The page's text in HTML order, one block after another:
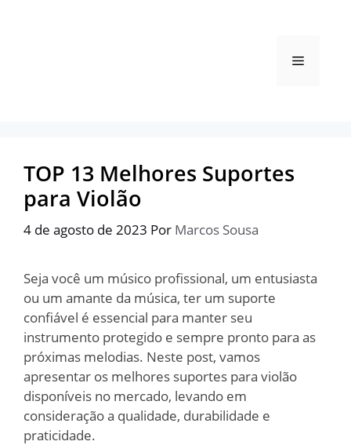
Menu
TOP 13 Melhores Suportes
para Violão
4 de agosto de 2023 Por Marcos Sousa
Seja você um músico profissional, um entusiasta
ou um amante da música, ter um suporte
confiável é essencial para manter seu
instrumento protegido e sempre pronto para as
próximas melodias. Neste post, vamos
apresentar os melhores suportes para violão
disponíveis no mercado, levando em
consideração a qualidade, durabilidade e
praticidade.